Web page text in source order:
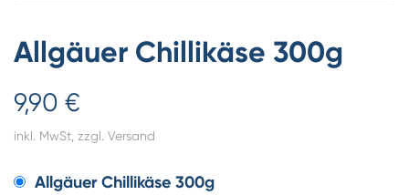
Allgäuer Chillikäse 300g
9,90 €
inkl. MwSt, zzgl. Versand
Allgäuer Chillikäse 300g